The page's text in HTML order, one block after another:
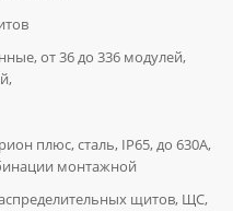
от 36 до 336 модулей,
плюс, сталь, IP65, до 630А,
монтажной
щитов, ЩС,